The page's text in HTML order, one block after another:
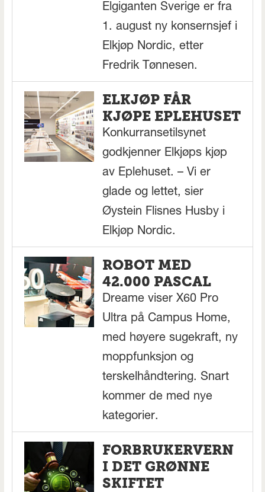
Elgiganten Sverige er fra
1. august ny konsernsjef i
Elkjøp Nordic, etter
Fredrik Tønnesen.
ELKJØP FÅR
KJØPE EPLEHUSET
Konkurransetilsynet
godkjenner Elkjøps kjøp
av Eplehuset. – Vi er
glade og lettet, sier
Øystein Flisnes Husby i
Elkjøp Nordic.
ROBOT MED
42.000 PASCAL
Dreame viser X60 Pro
Ultra på Campus Home,
med høyere sugekraft, ny
moppfunksjon og
terskelhåndtering. Snart
kommer de med nye
kategorier.
FORBRUKERVERN
I DET GRØNNE
SKIFTET